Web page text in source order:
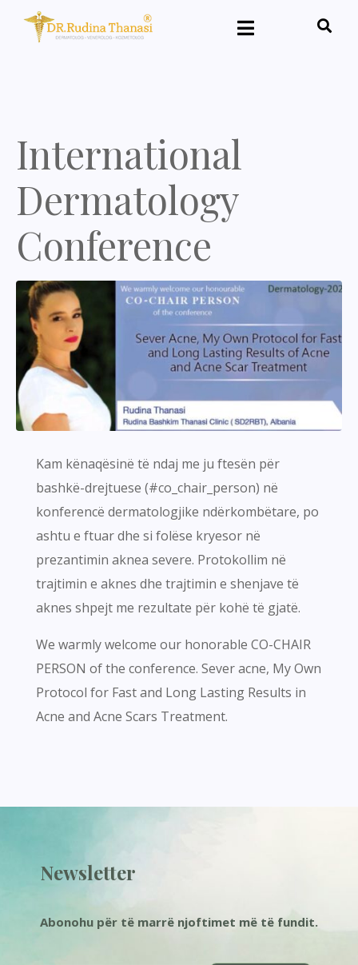
International
Dermatology
Conference
Kam kënaqësinë të ndaj me ju ftesën për
bashkë-drejtuese (#co_chair_person) në
konferencë dermatologjike ndërkombëtare, po
ashtu e ftuar dhe si folëse kryesor në
prezantimin aknea severe. Protokollim në
trajtimin e aknes dhe trajtimin e shenjave të
aknes shpejt me rezultate për kohë të gjatë.
We warmly welcome our honorable CO-CHAIR
PERSON of the conference. Sever acne, My Own
Protocol for Fast and Long Lasting Results in
Acne and Acne Scars Treatment.
Newsletter
Abonohu për të marrë njoftimet më të fundit.